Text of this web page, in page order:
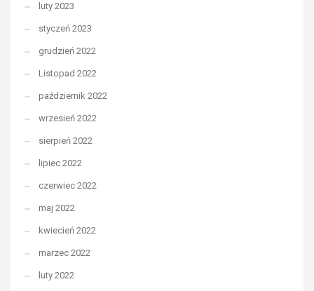
luty 2023
styczeń 2023
grudzień 2022
Listopad 2022
październik 2022
wrzesień 2022
sierpień 2022
lipiec 2022
czerwiec 2022
maj 2022
kwiecień 2022
marzec 2022
luty 2022